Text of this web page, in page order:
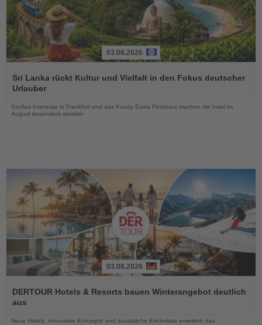
Sie
die
03.08.2026
Sri Lanka rückt Kultur und Vielfalt in den Fokus deutscher
Urlauber
Großes Interesse in Frankfurt und das Kandy Esala Perahera machen die Insel im
August besonders attraktiv
Sie
die
03.08.2026
DERTOUR Hotels & Resorts bauen Winterangebot deutlich
aus
Neue Hotels, innovative Konzepte und zusätzliche Erlebnisse erweitern das